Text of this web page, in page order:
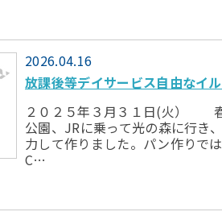
2026.04.16
放課後等デイサービス自由なイ
２０２５年３月３１日(火） 春
公園、JRに乗って光の森に行き
力して作りました。パン作りで
C…